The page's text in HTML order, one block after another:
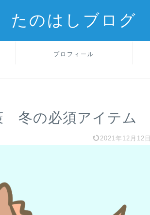
たのはしブログ
プロフィール
冬の必須アイテム
2021年12月12日